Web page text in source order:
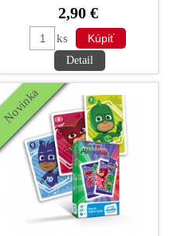
2,90 €
ks
Detail
Novinka